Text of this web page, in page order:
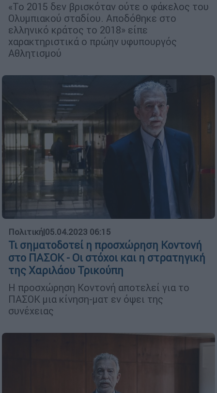
«Το 2015 δεν βρισκόταν ούτε ο φάκελος του
Ολυμπιακού σταδίου. Αποδόθηκε στο
ελληνικό κράτος το 2018» είπε
χαρακτηριστικά ο πρώην υφυπουργός
Αθλητισμού
Πολιτική|05.04.2023 06:15
Τι σηματοδοτεί η προσχώρηση Κοντονή
στο ΠΑΣΟΚ - Οι στόχοι και η στρατηγική
της Χαριλάου Τρικούπη
Η προσχώρηση Κοντονή αποτελεί για το
ΠΑΣΟΚ μια κίνηση-ματ εν όψει της
συνέχειας